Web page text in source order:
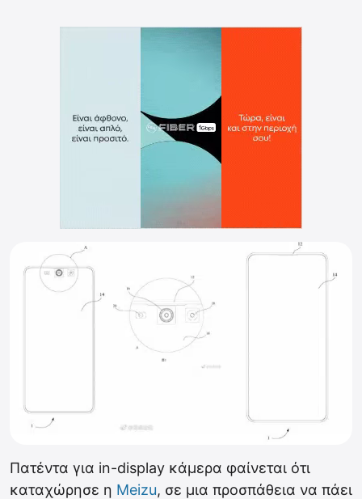
Πατέντα για in-display κάμερα φαίνεται ότι
καταχώρησε η Meizu, σε μια προσπάθεια να πάει